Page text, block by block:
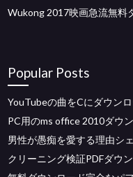
Wukong 2017映画急流無料
Popular Posts
YouTubeの曲をCにダウン
PC用のms office 2010ダウ
男性が愚痴を愛する理由シ
クリーニング検証PDFダウ